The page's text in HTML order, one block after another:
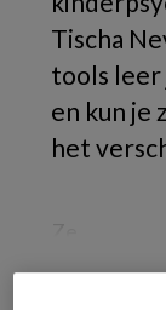
Tischa
tools leer
en kun je
het